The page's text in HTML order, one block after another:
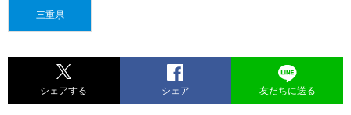
三重県
シェアする シェア 友だちに送る